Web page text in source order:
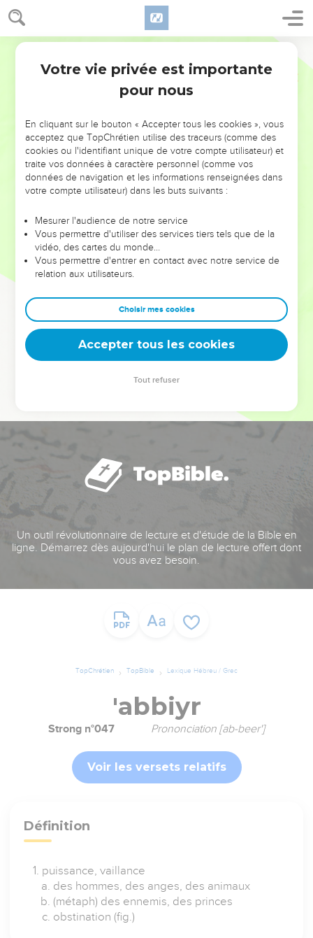
NE MANQUEZ PAS L’ÉVÉNEMENT
DE L’ANNÉE !
ET SI LEURS ERREURS POUVAIENT VOUS ÉVITER LES
VOTRES ?
leur foi ou leur vision. Mais on voit moins les doutes, les erreurs
et les saisons difficiles qu'ils ont traversés, alors même que ce
sont elles qui les ont façonnés.
Dans cette conférence, leaders, entrepreneurs, et responsables
clés pour avancer avec plus de sagesse afin que leurs erreurs
deviennent vos tremplins. Que vous guidiez un ministère, une
équipe, un groupe ou une famille, leur expérience est faite
Un outil révolutionnaire de lecture et d'étude de la Bible en
ligne. Démarrez dès aujourd'hui le plan de lecture offert dont
vous avez besoin.
TopChrétien TopBible Lexique Hébreu / Grec
'abbiyr
Strong n°047 Prononciation [ab-beer']
Voir les versets relatifs
Définition
puissance, vaillance
des hommes, des anges, des animaux
(métaph) des ennemis, des princes
obstination (fig.)
Votre vie privée est importante
pour nous
En cliquant sur le bouton « Accepter tous les cookies », vous
acceptez que TopChrétien utilise des traceurs (comme des
cookies ou l'identifiant unique de votre compte utilisateur) et
traite vos données à caractère personnel (comme vos
données de navigation et les informations renseignées dans
votre compte utilisateur) dans les buts suivants :
Mesurer l'audience de notre service
Vous permettre d'utiliser des services tiers tels que de la
vidéo, des cartes du monde…
Vous permettre d'entrer en contact avec notre service de
relation aux utilisateurs.
Choisir mes cookies
Accepter tous les cookies
Tout refuser